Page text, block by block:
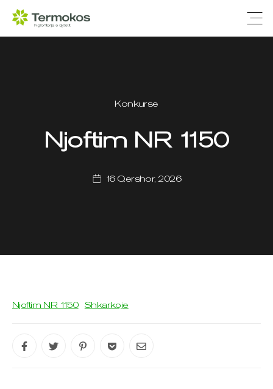
Konkurse
Njoftim NR 1150
16 Qershor, 2026
Njoftim NR 1150 Shkarkoje